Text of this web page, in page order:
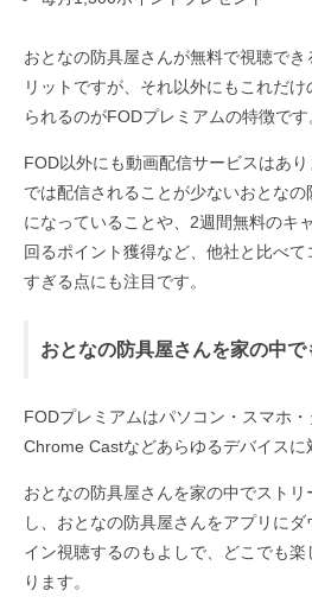
おとなの防具屋さんが無料で視聴で
リットですが、それ以外にもこれだ
られるのがFODプレミアムの特徴です
FOD以外にも動画配信サービスはあ
では配信されることが少ないおとな
になっていることや、2週間無料のキ
回るポイント獲得など、他社と比べ
すぎる点にも注目です。
おとなの防具屋さんを家の中
FODプレミアムはパソコン・スマホ
Chrome Castなどあらゆるデバイスに
おとなの防具屋さんを家の中でストリ
し、おとなの防具屋さんをアプリに
イン視聴するのもよしで、どこでも
ります。